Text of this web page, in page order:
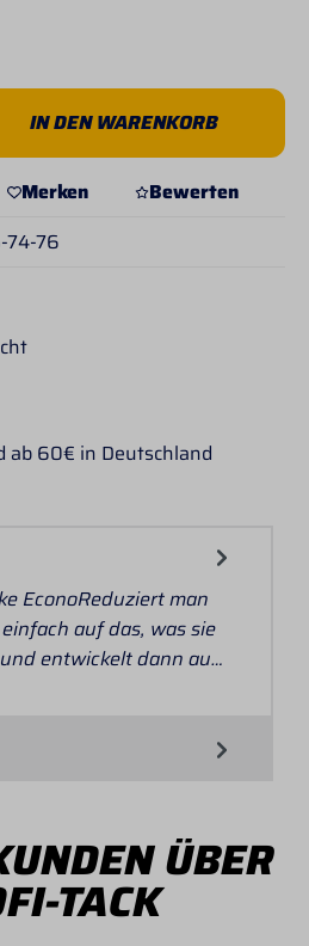
den gewünschten
IN DEN WARENKORB
Merken
Bewerten
74-76
ab 60€ in Deutschland
EconoReduziert man
auf das, was sie
entwickelt dann au…
ÜBER
TACK